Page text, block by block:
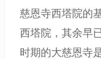
慈恩寺西塔院的
西塔院，其余早
时期的大慈恩寺